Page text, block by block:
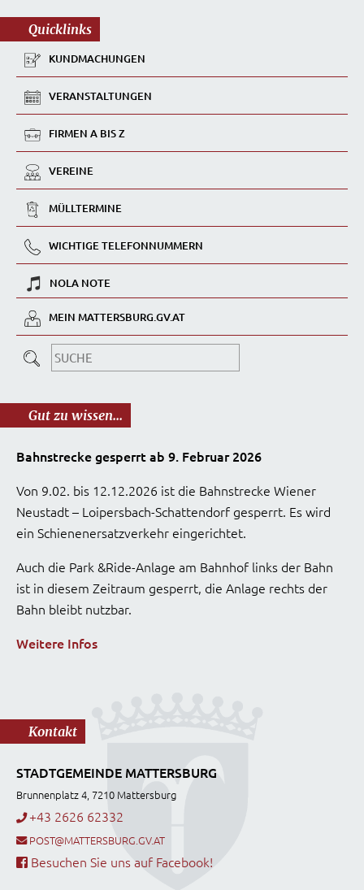
Quicklinks
KUNDMACHUNGEN
VERANSTALTUNGEN
FIRMEN A BIS Z
VEREINE
MÜLLTERMINE
WICHTIGE TELEFONNUMMERN
NOLA NOTE
MEIN MATTERSBURG.GV.AT
Gut zu wissen...
Bahnstrecke gesperrt ab 9. Februar 2026
Von 9.02. bis 12.12.2026 ist die Bahnstrecke Wiener
Neustadt – Loipersbach-Schattendorf gesperrt. Es wird
ein Schienenersatzverkehr eingerichtet.
Auch die Park &Ride-Anlage am Bahnhof links der Bahn
ist in diesem Zeitraum gesperrt, die Anlage rechts der
Bahn bleibt nutzbar.
Weitere Infos
Kontakt
STADTGEMEINDE MATTERSBURG
Brunnenplatz 4, 7210 Mattersburg
+43 2626 62332
POST@MATTERSBURG.GV.AT
Besuchen Sie uns auf Facebook!